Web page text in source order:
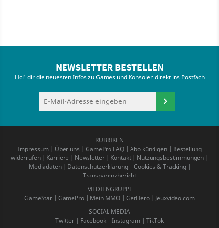
NEWSLETTER BESTELLEN
Hol' dir die neuesten Infos zu Games und Konsolen direkt ins Postfach
RUBRIKEN
Impressum| Über uns | GamePro FAQ| Abo kündigen| Bestellung
widerrufen | Karriere | Newsletter | Kontakt | Nutzungsbestimmungen |
Mediadaten| Datenschutzerklärung| Cookies & Tracking|
Transparenzbericht
MEDIENGRUPPE
GameStar | GamePro | Mein MMO | GetHero | Jeuxvideo.com
SOCIAL MEDIA
Twitter | Facebook | Instagram | TikTok